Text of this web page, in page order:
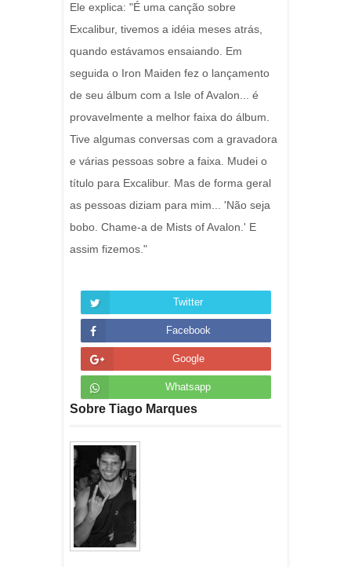
Ele explica: "É uma canção sobre
Excalibur, tivemos a idéia meses atrás,
quando estávamos ensaiando. Em
seguida o Iron Maiden fez o lançamento
de seu álbum com a Isle of Avalon... é
provavelmente a melhor faixa do álbum.
Tive algumas conversas com a gravadora
e várias pessoas sobre a faixa. Mudei o
título para Excalibur. Mas de forma geral
as pessoas diziam para mim... 'Não seja
bobo. Chame-a de Mists of Avalon.' E
assim fizemos."
Twitter
Facebook
Google
Whatsapp
Sobre Tiago Marques